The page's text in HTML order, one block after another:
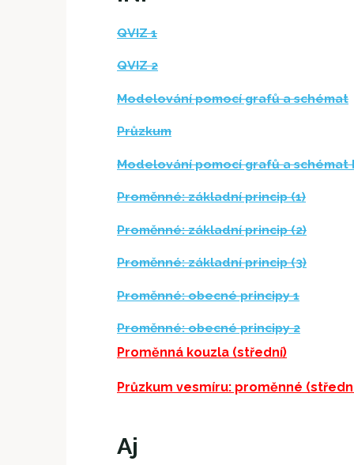
QVIZ 1
QVIZ 2
Modelování pomocí grafů a schémat
Průzkum
Modelování pomocí grafů a schémat
Proměnné: základní princip (1)
Proměnné: základní princip (2)
Proměnné: základní princip (3)
Proměnné: obecné principy 1
Proměnné: obecné principy 2
Proměnná kouzla (střední)
Průzkum vesmíru: proměnné
Aj